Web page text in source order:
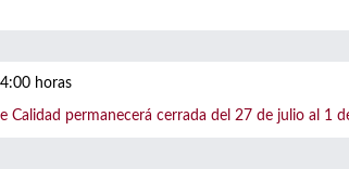
horas
Calidad permanecerá cerrada del 27 de julio al 1